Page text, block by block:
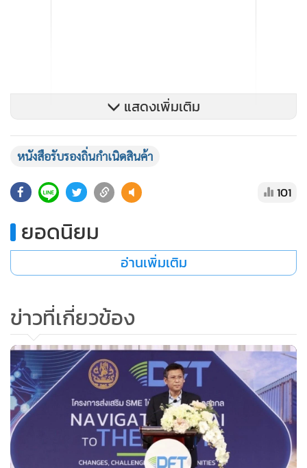
แสดงเพิ่มเติม
หนังสือรับรองถิ่นกำเนิดสินค้า
101
ยอดนิยม
อ่านเพิ่มเติม
ข่าวที่เกี่ยวข้อง